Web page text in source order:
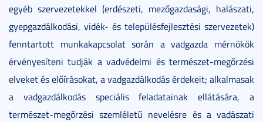
egyéb szervezetekkel (erdészeti, mezőgazdasági, halászati,
gyepgazdálkodási, vidék- és településfejlesztési szervezetek)
fenntartott munkakapcsolat során a vadgazda mérnökök
érvényesíteni tudják a vadvédelmi és természet-megőrzési
elveket és előírásokat, a vadgazdálkodás érdekeit; alkalmasak
a vadgazdálkodás speciális feladatainak ellátására, a
természet-megőrzési szemléletű nevelésre és a vadászati